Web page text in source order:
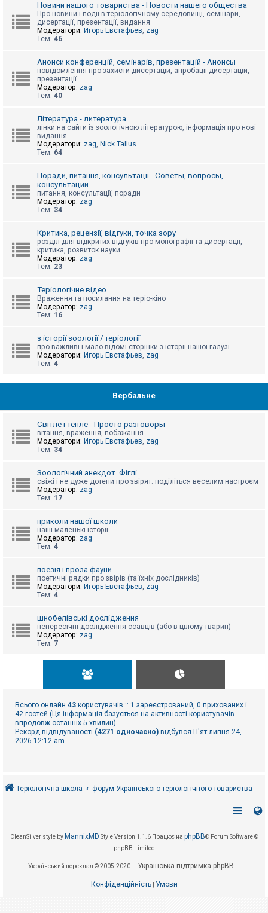
т
П
м
о
г
Новини нашого товариства - Новости нашего общества
Про новини і події в теріологічному середовищі, семінари,
дисертації, презентації, видання
Модератори: Игорь Евстафьев, zag
Тем: 46
Анонси конференцій, семінарів, презентацій - Анонсы
повідомлення про захисти дисертацій, апробації дисертацій,
презентації
Модератор: zag
Тем: 40
Література - литература
лінки на сайти із зоологічною літературою, інформація про нові
видання
Модератори: zag, Nick.Tallus
Тем: 64
Поради, питання, консультації - Советы, вопросы,
консультации
питання, консультації, поради
Модератор: zag
Тем: 34
Критика, рецензії, відгуки, точка зору
розділ для відкритих відгуків про монографії та дисертації,
критика, розвиток науки
Модератор: zag
Тем: 23
Теріологічне відео
Враження та посилання на теріо-кіно
Модератор: zag
Тем: 16
з історії зоології / теріології
про важливі і мало відомі сторінки з історії нашої галузі
Модератори: Игорь Евстафьев, zag
Тем: 4
Вербальне
Світле і тепле - Просто разговоры
вітання, враження, побажання
Модератори: Игорь Евстафьев, zag
Тем: 34
Зоологічний анекдот. Фіглі
свіжі і не дуже дотепи про звірят. поділіться веселим настроєм
Модератор: zag
Тем: 17
приколи нашої школи
наші маленькі історії
Модератор: zag
Тем: 4
поезія і проза фауни
поетичні рядки про звірів (та їхніх дослідників)
Модератори: Игорь Евстафьев, zag
Тем: 4
шнобелівські дослідження
непересічні дослідження ссавців (або в цілому тварин)
Модератор: zag
Тем: 7
Всього онлайн 43 користувачів :: 1 зареєстрований, 0 прихованих і
42 гостей (Ця інформація базується на активності користувачів
впродовж останніх 5 хвилин)
Рекорд відвідуваності (4271 одночасно) відбувся П'ят липня 24,
2026 12:12 am
Теріологічна школа форум Українського теріологічного товариства
CleanSilver style by MannixMD Style Version 1.1.6 Працює на phpBB® Forum Software ©
phpBB Limited
Український переклад © 2005-2020 Українська підтримка phpBB
Конфіденційність| Умови